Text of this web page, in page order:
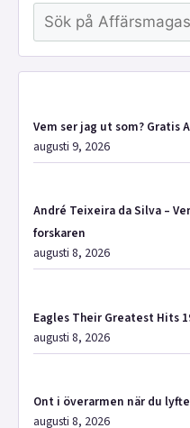
Sök
Vem ser jag ut som?
augusti 9, 2026
André Teixeira da Silva –
forskaren
augusti 8, 2026
Eagles Their Greatest Hits
augusti 8, 2026
Ont i överarmen när du
augusti 8, 2026